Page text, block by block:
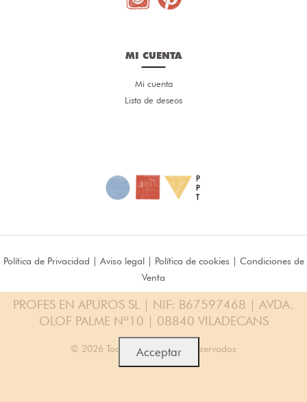
MI CUENTA
Mi cuenta
Lista de deseos
Política de Privacidad | Aviso legal| Política de cookies | Condiciones de
Venta
PROFES EN APUROS SL | NIF: B67597468 | AVDA.
OLOF PALME Nº10 | 08840 VILADECANS
© 2026 Todos los Derechos Reservados
Acceptar